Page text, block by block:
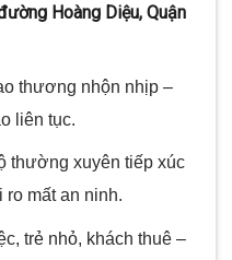
Hoàng Diệu, Quận
thương nhộn nhịp –
liên tục.
thường xuyên tiếp xúc
mất an ninh.
trẻ nhỏ, khách thuê –